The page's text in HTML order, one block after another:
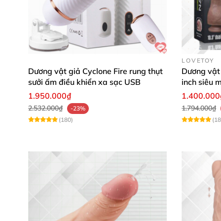
Dương vật giả Cyclone Fire rung thụt
sưởi ấm điều khiển xa sạc USB
1.950.000₫
2.532.000₫
-23%
(180)
LOVETOY
Dương
inch siêu
1.794.000₫